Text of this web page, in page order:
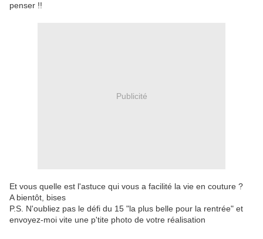
penser !!
Publicité
Et vous quelle est l'astuce qui vous a facilité la vie en couture ?
A bientôt, bises
P.S. N'oubliez pas le défi du 15 "la plus belle pour la rentrée" et
envoyez-moi vite une p'tite photo de votre réalisation